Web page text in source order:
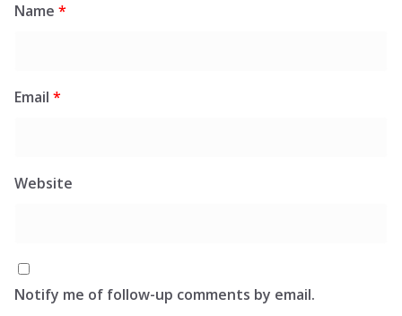
Name *
Email *
Website
Notify me of follow-up comments by email.